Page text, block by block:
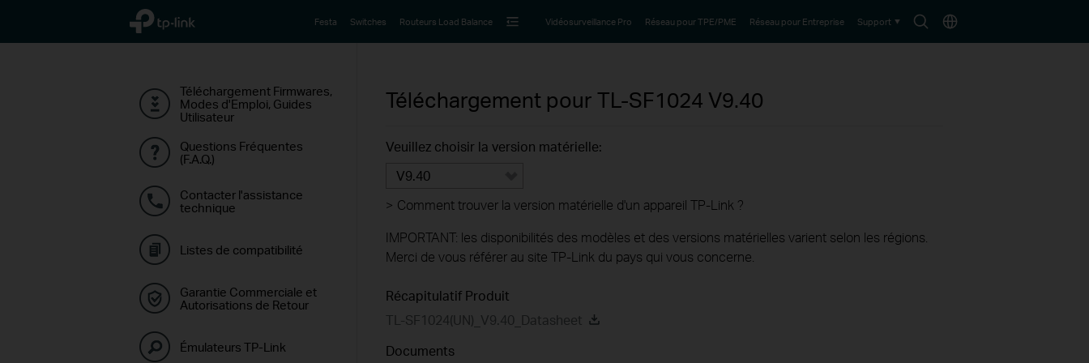
TP-Link, Reliably Smart
SearchChoisir
Festa Switches Routeurs Load Balance Vidéosurveillance Pro Réseau pour TPE/PME Réseau pour Entreprise Support
Téléchargement Firmwares,
Modes d'Emploi, Guides
Utilisateur
Questions Fréquentes
(F.A.Q.)
Contacter l'assistance
technique
Listes de compatibilité
Garantie Commerciale et
Autorisations de Retour
Émulateurs TP-Link
Téléchargement pour TL-SF1024 V9.40
Veuillez choisir la version matérielle:
V9.40
> Comment trouver la version matérielle d'un appareil TP-Link ?
IMPORTANT: les disponibilités des modèles et des versions matérielles varient selon les régions.
Merci de vous référer au site TP-Link du pays qui vous concerne.
Récapitulatif Produit
TL-SF1024(UN)_V9.40_Datasheet
Documents